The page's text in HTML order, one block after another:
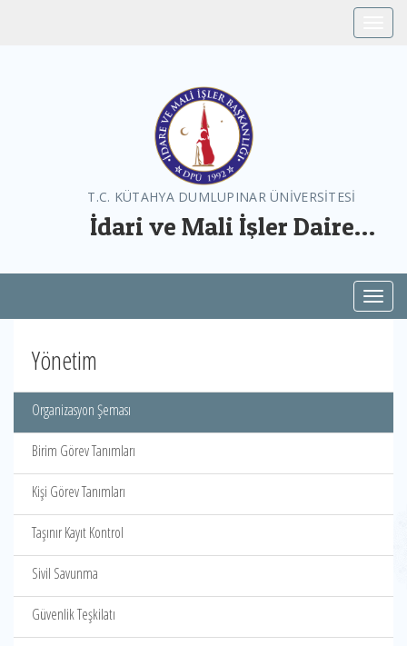
T.C. KÜTAHYA DUMLUPINAR ÜNİVERSİTESİ
İdari ve Mali İşler Daire
Yönetim
Organizasyon Şeması
Birim Görev Tanımları
Kişi Görev Tanımları
Taşınır Kayıt Kontrol
Sivil Savunma
Güvenlik Teşkilatı